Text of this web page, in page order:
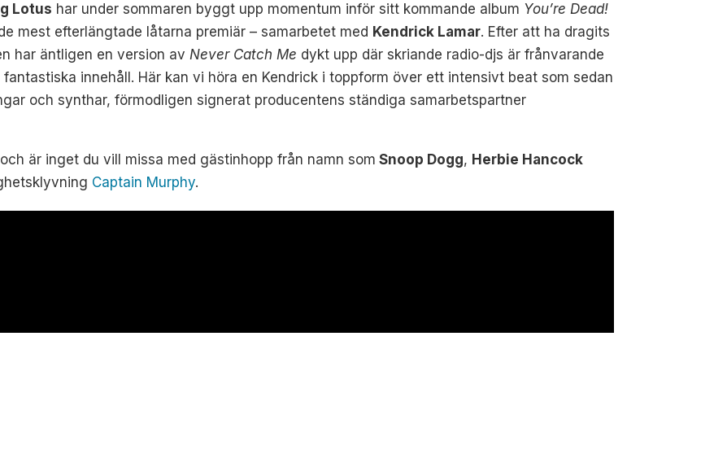
Lotus har under sommaren byggt upp momentum inför sitt kommande album You’re Dead!
mest efterlängtade låtarna premiär – samarbetet med Kendrick Lamar. Efter att ha dragits
har äntligen en version avNever Catch Me dykt upp där skriande radio-djs är frånvarande
innehåll. Här kan vi höra en Kendrick i toppform över ett intensivt beat som sedan
och synthar, förmodligen signerat producentens ständiga samarbetspartner
är inget du vill missa med gästinhopp från namn som Snoop Dogg, Herbie Hancock
Captain Murphy.